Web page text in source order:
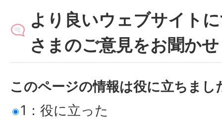
より良いウェブサイト
さまのご意見をお聞か
このページの情報は役に立ちまし
1：役に立った